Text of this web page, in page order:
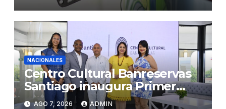
NACIONALES
Centro Cultural Banreservas
Santiago inaugura Primer
Congreso de Artesanos de
AGO 7, 2026 ADMIN